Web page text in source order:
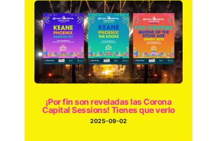
¡Por fin son reveladas las Corona
Capital Sessions! Tienes que verlo
2025-09-02